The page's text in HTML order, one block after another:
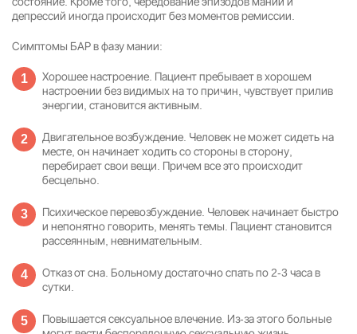
депрессий иногда происходит без моментов ремиссии.
Симптомы БАР в фазу мании:
Хорошее настроение. Пациент пребывает в хорошем
настроении без видимых на то причин, чувствует прилив
энергии, становится активным.
Двигательное возбуждение. Человек не может сидеть на
месте, он начинает ходить со стороны в сторону,
перебирает свои вещи. Причем все это происходит
бесцельно.
Психическое перевозбуждение. Человек начинает быстро
и непонятно говорить, менять темы. Пациент становится
рассеянным, невнимательным.
Отказ от сна. Больному достаточно спать по 2-3 часа в
сутки.
Повышается сексуальное влечение. Из-за этого больные
пользовательским соглашением
Вызвать специалиста
Нажимая кнопку я соглашаюсь с политикой конфиденциальности
Отправить